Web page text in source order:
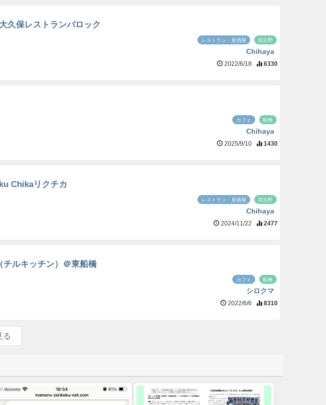
久保レストランバロック
レストラン・居酒屋 習志野
Chihaya
2022/6/18 6330
カフェ 船橋
Chihaya
2025/9/10 1430
Chikaリクチカ
レストラン・居酒屋 習志野
Chihaya
2024/11/22 2477
ルキッチン）＠東船橋
カフェ 船橋
シロクマ
2022/6/6 8310
る